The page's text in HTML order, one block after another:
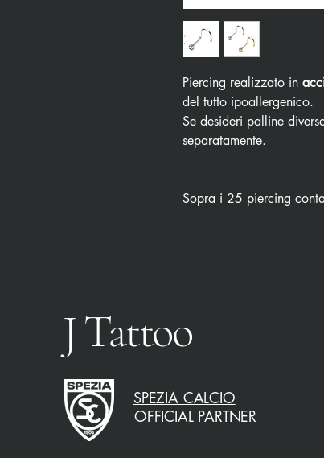
Piercing realizzato in
del tutto ipoallergenico.
Se desideri palline
separatamente.
Sopra i 25 piercing
J Tattoo
SPEZIA CALCIO
OFFICIAL PARTNER